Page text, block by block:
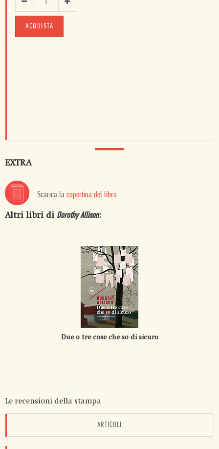
ACQUISTA
EXTRA
Scarica la copertina del libro
Altri libri di Dorothy Allison:
Due o tre cose che so di sicuro
Le recensioni della stampa
ARTICOLI